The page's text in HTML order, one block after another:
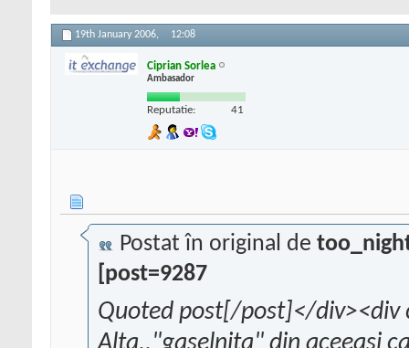
19th January 2006, 12:08
Ciprian Sorlea
Ambasador
Reputatie: 41
Postat în original de
[post=9287
Quoted post[/post]</div><div